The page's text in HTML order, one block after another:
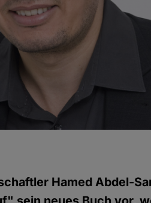
Hamed Abdel-